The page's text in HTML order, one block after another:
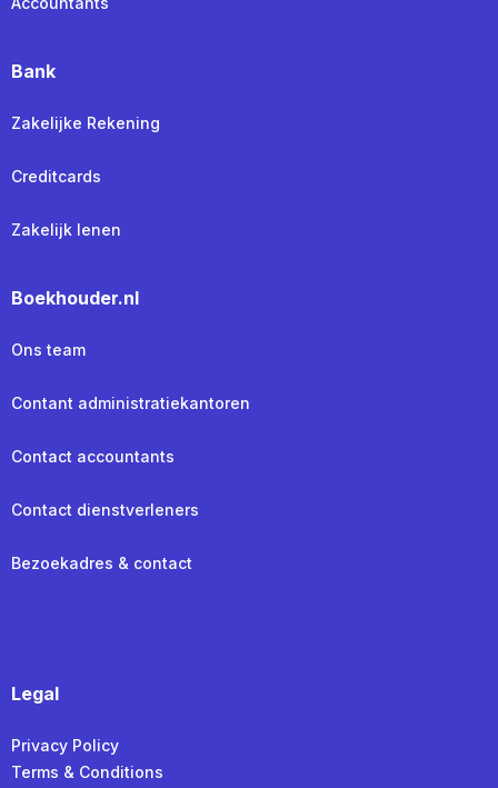
Bank
Zakelijke Rekening
Creditcards
Zakelijk lenen
Boekhouder.nl
Ons team
Contant administratiekantoren
Contact accountants
Contact dienstverleners
Bezoekadres & contact
Legal
Privacy Policy
Terms & Conditions